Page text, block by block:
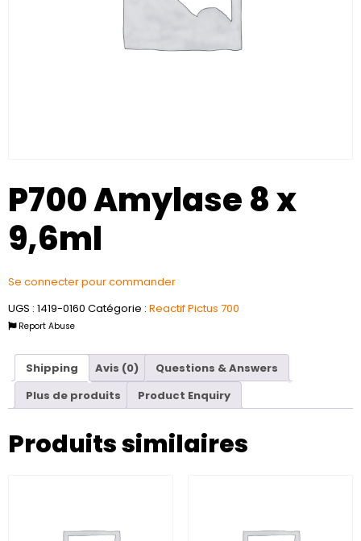
P700 Amylase 8 x
9,6ml
Se connecter pour commander
UGS : 1419-0160 Catégorie : Reactif Pictus 700
Report Abuse
Shipping Avis (0)
Questions & Answers
Plus de produits
Product Enquiry
Produits similaires